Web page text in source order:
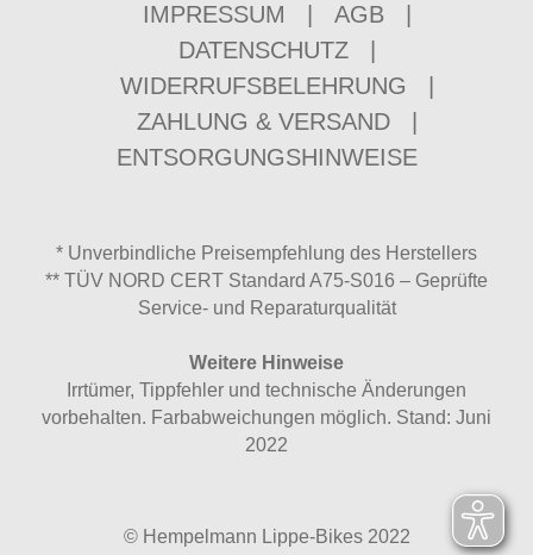
IMPRESSUM AGB
DATENSCHUTZ
WIDERRUFSBELEHRUNG
ZAHLUNG & VERSAND
ENTSORGUNGSHINWEISE
* Unverbindliche Preisempfehlung des Herstellers
** TÜV NORD CERT Standard A75-S016 – Geprüfte
Service- und Reparaturqualität
Weitere Hinweise
Irrtümer, Tippfehler und technische Änderungen
vorbehalten. Farbabweichungen möglich. Stand: Juni
2022
© Hempelmann Lippe-Bikes 2022